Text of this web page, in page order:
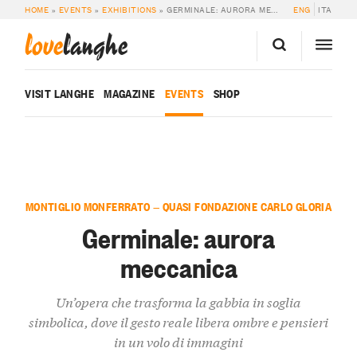
HOME » EVENTS »EXHIBITIONS »GERMINALE: AURORA MECCANICA ENG ITA
lovelanghe
VISIT LANGHE MAGAZINE EVENTS SHOP
MONTIGLIO MONFERRATO — QUASI FONDAZIONE CARLO GLORIA
Germinale: aurora
meccanica
Un’opera che trasforma la gabbia in soglia
simbolica, dove il gesto reale libera ombre e pensieri
in un volo di immagini